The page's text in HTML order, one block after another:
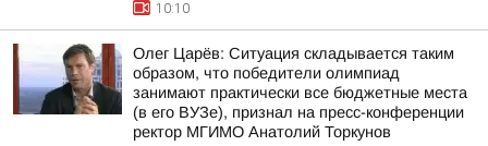
10:10
Олег Царёв: Ситуация складывается таким
образом, что победители олимпиад
занимают практически все бюджетные места
(в его ВУЗе), признал на пресс-конференции
ректор МГИМО Анатолий Торкунов